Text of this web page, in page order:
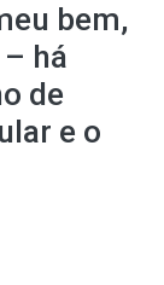
bem,
há
de
e o